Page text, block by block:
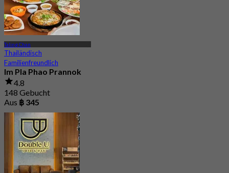
Taling Chan
Thailändisch
Familienfreundlich
Im Pla Phao Prannok
4.8
148 Gebucht
Aus ฿ 345